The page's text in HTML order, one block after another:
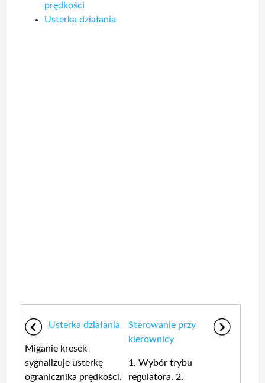
prędkości
Usterka działania
Usterka działania
Miganie kresek
sygnalizuje usterkę
ogranicznika prędkości.
Sterowanie przy
kierownicy
1. Wybór trybu
regulatora. 2.